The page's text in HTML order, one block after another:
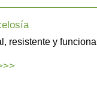
resistente y funcional